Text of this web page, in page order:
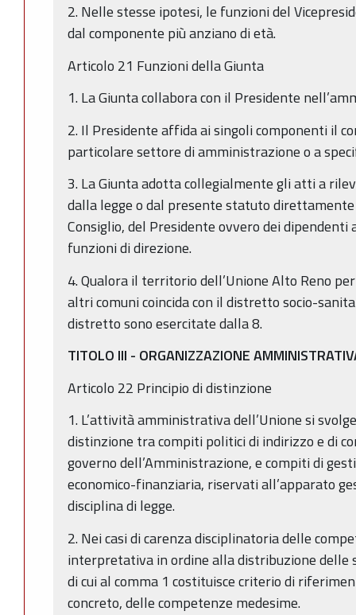
2. Nelle stesse ipotesi, le funzioni del
dal componente più anziano di età.
Articolo 21 Funzioni della Giunta
1. La Giunta collabora con il Presidente
2. Il Presidente affida ai singoli componenti il
particolare settore di amministrazione o a
3. La Giunta adotta collegialmente gli atti a
dalla legge o dal presente statuto
Consiglio, del Presidente ovvero dei
funzioni di direzione.
4. Qualora il territorio dell’Unione Alto Reno
altri comuni coincida con il distretto socio-
distretto sono esercitate dalla 8.
TITOLO III - ORGANIZZAZIONE
Articolo 22 Principio di distinzione
1. L’attività amministrativa dell’Unione si
distinzione tra compiti politici di indirizzo e di
governo dell’Amministrazione, e compiti di
economico-finanziaria, riservati all’apparato
disciplina di legge.
2. Nei casi di carenza disciplinatoria delle
interpretativa in ordine alla distribuzione delle
di cui al comma 1 costituisce criterio di
concreto, delle competenze medesime.